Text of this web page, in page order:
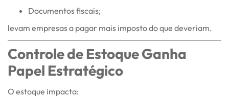
Documentos fiscais;
levam empresas a pagar mais imposto do que deveriam.
Controle de Estoque Ganha
Papel Estratégico
O estoque impacta: